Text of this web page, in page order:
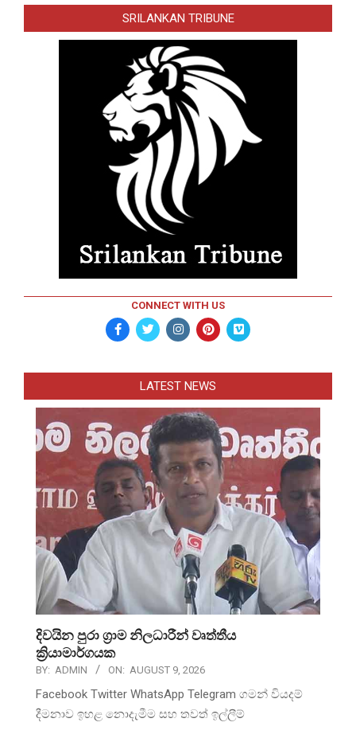
SRILANKAN TRIBUNE
CONNECT WITH US
LATEST NEWS
දිවයින පුරා ග්‍රාම නිලධාරීන් වෘත්තීය
ක්‍රියාමාර්ගයක
BY: ADMIN ON: AUGUST 9, 2026
Facebook Twitter WhatsApp Telegram ගමන් වියදම්
දීමනාව ඉහළ නොදැමීම සහ තවත් ඉල්ලීම්